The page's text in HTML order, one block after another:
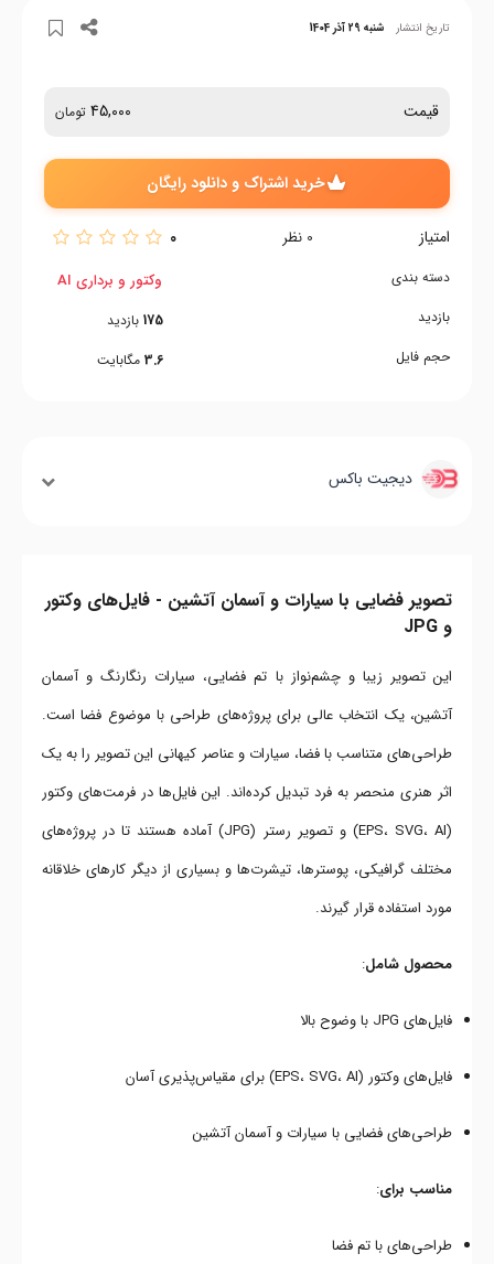
تاریخ انتشار شنبه 29 آذر 1404
قیمت 45,000 تومان
خرید اشتراک و دانلود رایگان
امتیاز 0 نظر 0
دسته بندی
بازدید
حجم فایل
وکتور و برداری AI
175 بازدید
3.6 مگابایت
دیجیت باکس
تصویر فضایی با سیارات و آسمان آتشین - فایل‌های وکتور
و JPG
این تصویر زیبا و چشم‌نواز با تم فضایی، سیارات رنگارنگ و آسمان
آتشین، یک انتخاب عالی برای پروژه‌های طراحی با موضوع فضا است.
طراحی‌های متناسب با فضا، سیارات و عناصر کیهانی این تصویر را به یک
اثر هنری منحصر به فرد تبدیل کرده‌اند. این فایل‌ها در فرمت‌های وکتور
(EPS، SVG، AI) و تصویر رستر (JPG) آماده هستند تا در پروژه‌های
مختلف گرافیکی، پوسترها، تیشرت‌ها و بسیاری از دیگر کارهای خلاقانه
مورد استفاده قرار گیرند.
محصول شامل:
فایل‌های JPG با وضوح بالا
فایل‌های وکتور (EPS، SVG، AI) برای مقیاس‌پذیری آسان
طراحی‌های فضایی با سیارات و آسمان آتشین
مناسب برای:
طراحی‌های با تم فضا